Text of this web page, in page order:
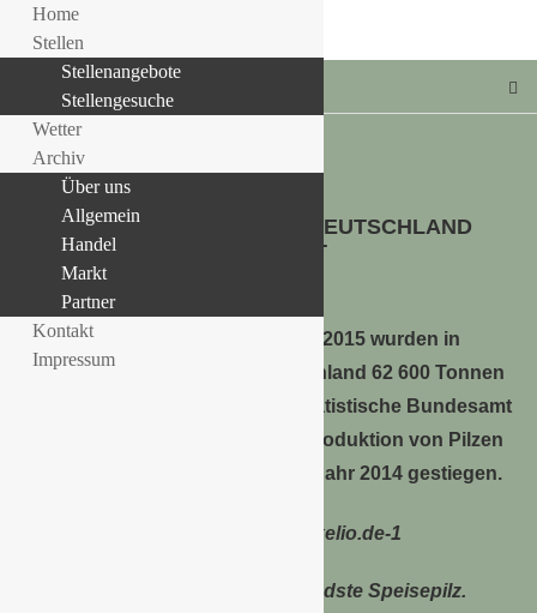
MEHR SPEISEPILZE IN DEUTSCHLAND
GEERNTET
Im Jahr 2015 wurden in
Deutschland 62 600 Tonnen
Speisepilze geerntet. Wie das Statistische Bundesamt
(Destatis) weiter mitteilt, ist die Produktion von Pilzen
damit um 4,5 % gegenüber dem Jahr 2014 gestiegen.
Champignons sind der bedeutendste Speisepilz.
Home
Stellen
Stellenangebote
Stellengesuche
Wetter
Archiv
Über uns
Allgemein
Handel
Markt
Partner
Kontakt
Impressum